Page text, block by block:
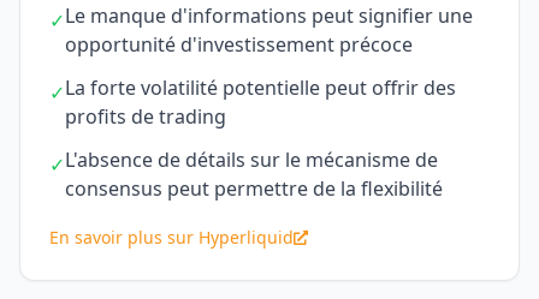
✓Le manque d'informations peut signifier une
opportunité d'investissement précoce
✓La forte volatilité potentielle peut offrir des
profits de trading
✓L'absence de détails sur le mécanisme de
consensus peut permettre de la flexibilité
En savoir plus sur Hyperliquid